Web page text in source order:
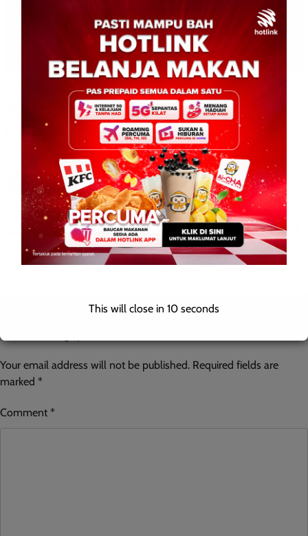
Kenaikan tarif elektrik wajar jika disusuli
penambahbaikan menyeluruh Sabah Electricity –
Christoper
0
KOTA KINABALU: 3 Februari 2026 – Kenaikan tarif elektrik
sebanyak 15 peratus wajar dipertimbangkan sekiranya ia disusuli
dengan penambahbaikan menyeluruh oleh Sabah Electricity
(SE), khususnya […]
Leave a Reply
Your email address will not be published. Required fields are
marked *
Comment *
This will close in 10 seconds